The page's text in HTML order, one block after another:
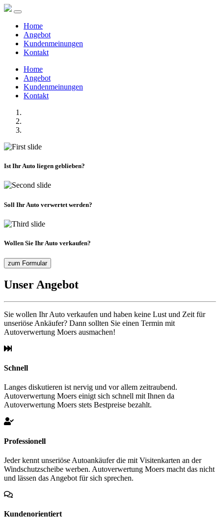
Home
Angebot
Kundenmeinungen
Kontakt
Home
Angebot
Kundenmeinungen
Kontakt
Ist Ihr Auto liegen geblieben?
Soll Ihr Auto verwertet werden?
Wollen Sie Ihr Auto verkaufen?
zum Formular
Unser Angebot
Sie wollen Ihr Auto verkaufen und haben keine Lust und Zeit für
unseriöse Ankäufer? Dann sollten Sie einen Termin mit
Autoverwertung Moers ausmachen!
Schnell
Langes diskutieren ist nervig und vor allem zeitraubend.
Autoverwertung Moers einigt sich schnell mit Ihnen da
Autoverwertung Moers stets Bestpreise bezahlt.
Professionell
Jeder kennt unseriöse Autoankäufer die mit Visitenkarten an der
Windschutzscheibe werben. Autoverwertung Moers macht das nicht
und lässen das Angebot für sich sprechen.
Kundenorientiert